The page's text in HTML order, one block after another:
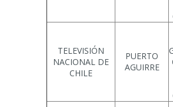
TELEVISIÓN
NACIONAL DE
CHILE
PUERTO
AGUIRRE